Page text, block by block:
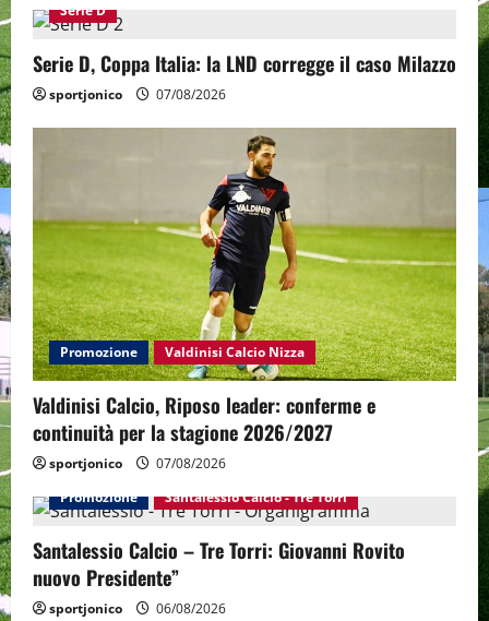
Serie D
Serie D, Coppa Italia: la LND corregge il caso Milazzo
sportjonico 07/08/2026
Promozione Valdinisi Calcio Nizza
Valdinisi Calcio, Riposo leader: conferme e
continuità per la stagione 2026/2027
sportjonico
07/08/2026
Promozione
Santalessio Calcio - Tre Torri
Santalessio Calcio – Tre Torri: Giovanni Rovito
nuovo Presidente”
sportjonico 06/08/2026